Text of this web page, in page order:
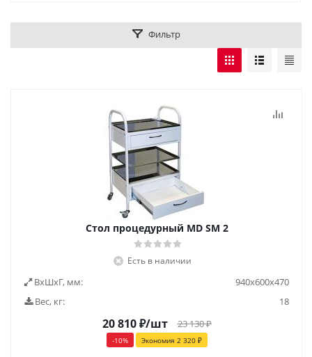
Фильтр
Стол процедурный MD SM 2
Есть в наличии
ВxШxГ, мм:
940x600x470
Вес, кг:
18
20 810₽/шт 23 130₽
-10% Экономия 2 320₽